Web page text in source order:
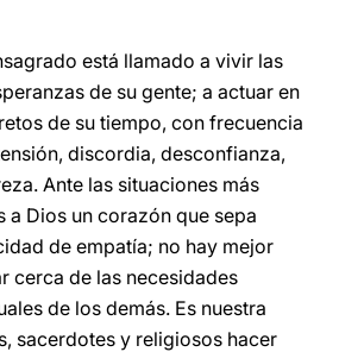
está llamado a vivir las
de su gente; a actuar en
de su tiempo, con frecuencia
discordia, desconfianza,
Ante las situaciones más
Dios un corazón que sepa
de empatía; no hay mejor
cerca de las necesidades
de los demás. Es nuestra
sacerdotes y religiosos hacer